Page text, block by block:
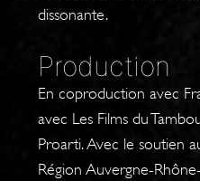
dissonante.
Production
En coproduction avec
avec Les Films du
Proarti. Avec le soutien
Région Auvergne-